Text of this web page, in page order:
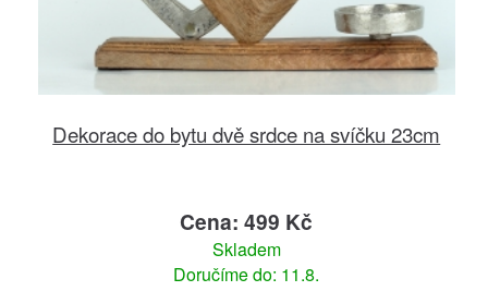
Dekorace do bytu dvě srdce na svíčku 23cm
Cena: 499 Kč
Skladem
Doručíme do: 11.8.